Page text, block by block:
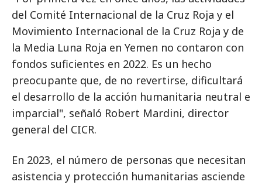
del Comité Internacional de la Cruz Roja y el
Movimiento Internacional de la Cruz Roja y de
la Media Luna Roja en Yemen no contaron con
fondos suficientes en 2022. Es un hecho
preocupante que, de no revertirse, dificultará
el desarrollo de la acción humanitaria neutral e
imparcial", señaló Robert Mardini, director
general del CICR.
En 2023, el número de personas que necesitan
asistencia y protección humanitarias asciende